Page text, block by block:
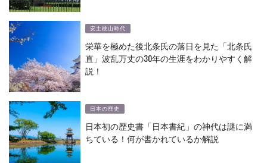
安土桃山時代
栄華を極めた後北条氏の落日を見た「北条氏
直」波乱万丈の30年の生涯をわかりやすく解
説！
日本の歴史
日本初の歴史書「日本書紀」の神代は謎に満
ちている！何が書かれているか解説